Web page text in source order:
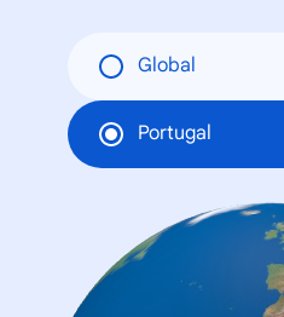
Global
Portugal